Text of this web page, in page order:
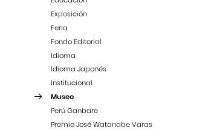
Exposición
Feria
Fondo Editorial
Idioma
Idioma Japonés
Institucional
Museo
Perú Ganbare
Premio José Watanabe Varas